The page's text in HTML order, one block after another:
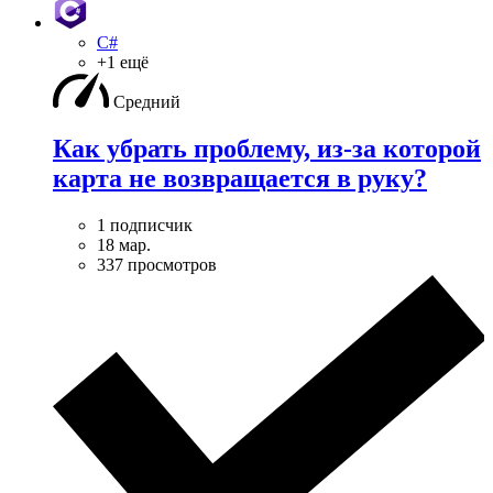
C#
+1 ещё
Средний
Как убрать проблему, из-за которой
карта не возвращается в руку?
1 подписчик
18 мар.
337 просмотров